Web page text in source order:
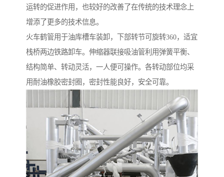
运转的促进作用，也较好的改善了在传统的技术理念上
增添了更多的技术信息。
火车鹤管用于油库槽车装卸，下部转节可旋转360，适宜
栈桥两边铁路卸车。伸缩器联接吸油管利用弹簧平衡、
结构简单、转动灵活，一人便可操作。各转动部位均采
用耐油橡胶密封圈，密封性能良好，安全可靠。